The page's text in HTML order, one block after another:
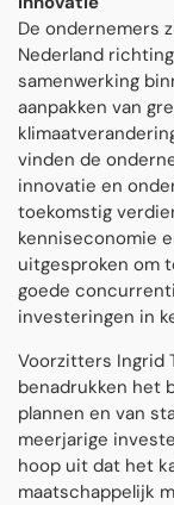
De ondernemers
Nederland
samenwerking
aanpakken van
vinden de
innovatie en
toekomstig
kenniseconomie
uitgesproken om
goede
investeringen in
Voorzitters Ingrid
benadrukken het
plannen en van
meerjarige
hoop uit dat het
maatschappelijk